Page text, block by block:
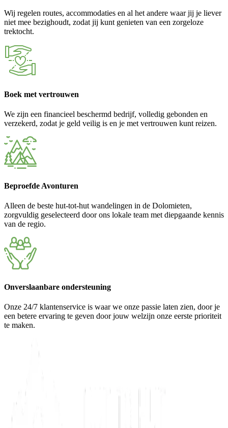
Wij regelen routes, accommodaties en al het andere waar jij je liever
niet mee bezighoudt, zodat jij kunt genieten van een zorgeloze
trektocht.
Boek met vertrouwen
We zijn een financieel beschermd bedrijf, volledig gebonden en
verzekerd, zodat je geld veilig is en je met vertrouwen kunt reizen.
Beproefde Avonturen
Alleen de beste hut-tot-hut wandelingen in de Dolomieten,
zorgvuldig geselecteerd door ons lokale team met diepgaande kennis
van de regio.
Onverslaanbare ondersteuning
Onze 24/7 klantenservice is waar we onze passie laten zien, door je
een betere ervaring te geven door jouw welzijn onze eerste prioriteit
te maken.